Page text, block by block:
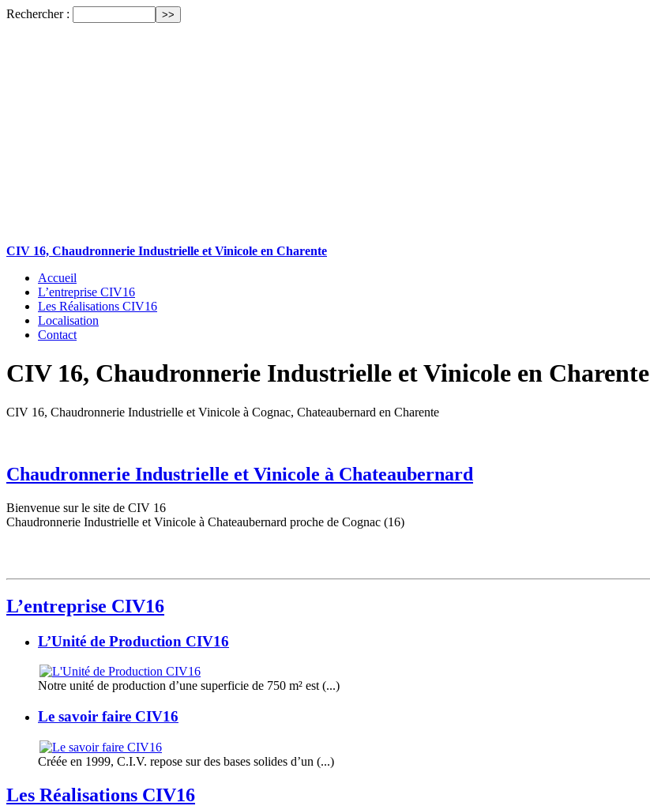
Rechercher :
CIV 16, Chaudronnerie Industrielle et Vinicole en Charente
Accueil
L’entreprise CIV16
Les Réalisations CIV16
Localisation
Contact
CIV 16, Chaudronnerie Industrielle et Vinicole en Charente
CIV 16, Chaudronnerie Industrielle et Vinicole à Cognac, Chateaubernard en Charente
Chaudronnerie Industrielle et Vinicole à Chateaubernard
Bienvenue sur le site de CIV 16
Chaudronnerie Industrielle et Vinicole à Chateaubernard proche de Cognac (16)
L’entreprise CIV16
L’Unité de Production CIV16
Notre unité de production d’une superficie de 750 m² est (...)
Le savoir faire CIV16
Créée en 1999, C.I.V. repose sur des bases solides d’un (...)
Les Réalisations CIV16